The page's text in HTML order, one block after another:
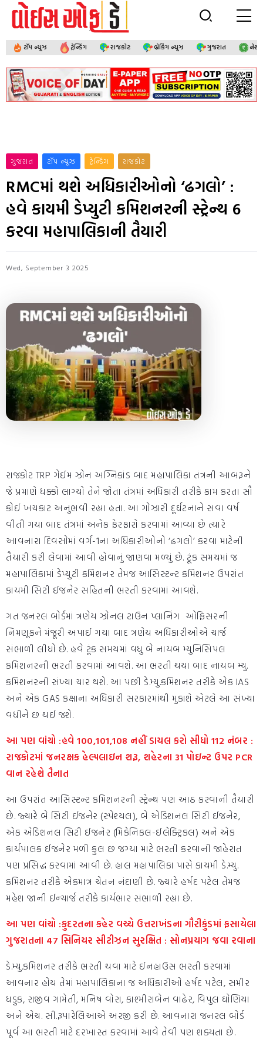
ટૉપ ન્યૂઝ ટ્રેન્ડિંગ રાજકોટ બ્રેકિંગ ન્યૂઝ ગુજરાત
ગુજરાત ટૉપ ન્યૂઝ ટ્રેન્ડિંગ રાજકોટ
RMCમાં થશે અધિકારીઓનો ‘ઢગલો’ :
હવે કાયમી ડેપ્યુટી કમિશનરની સ્ટ્રેન્થ 6
કરવા મહાપાલિકાની તૈયારી
Wed, September 3 2025
રાજકોટ TRP ગેઈમ ઝોન અગ્નિકાંડ બાદ મહાપાલિકા તંત્રની આબરૂને
જે પ્રમાણે ધક્કો લાગ્યો તેને જોતા તંત્રમાં અધિકારી તરીકે કામ કરતા સૌ
કોઈ ખચકાટ અનુભવી રહ્યા હતા. આ ગોઝારી દૂર્ઘટનાને સવા વર્ષ
વીતી ગયા બાદ તંત્રમાં અનેક ફેરફારો કરવામાં આવ્યા છે ત્યારે
આવનારા દિવસોમાં વર્ગ-1ના અધિકારીઓનો ‘ઢગલો’ કરવા માટેની
તૈયારી કરી લેવામાં આવી હોવાનું જાણવા મળ્યું છે. ટૂંક સમયમાં જ
મહાપાલિકામાં ડેપ્યુટી કમિશનર તેમજ આસિસ્ટન્ટ કમિશનર ઉપરાંત
કાયમી સિટી ઈજનેર સહિતની ભરતી કરવામાં આવશે.
ગત જનરલ બોર્ડમાં ત્રણેય ઝોનલ ટાઉન પ્લાનિંગ ઓફિસરની
નિમણૂકને મંજૂરી અપાઈ ગયા બાદ ત્રણેય અધિકારીઓએ ચાર્જ
સંભાળી લીધો છે. હવે ટૂંક સમયમાં વધુ બે નાયબ મ્યુનિસિપલ
કમિશનરની ભરતી કરવામાં આવશે. આ ભરતી થયા બાદ નાયબ મ્યુ.
કમિશનરની સંખ્યા ચાર થશે. આ પછી ડે.મ્યુ.કમિશનર તરીકે એક IAS
અને એક GAS કક્ષાના અધિકારી સરકારમાંથી મુકાશે એટલે આ સંખ્યા
વધીને છ થઈ જશે.
આ પણ વાંચો :હવે 100,101,108 નહીં ડાયલ કરો સીધો 112 નંબર :
રાજકોટમાં જનરક્ષક હેલ્પલાઇન શરૂ, શહેરના 31 પોઇન્ટ ઉપર PCR
વાન રહેશે તૈનાત
આ ઉપરાંત આસિસ્ટન્ટ કમિશનરની સ્ટ્રેન્થ પણ આઠ કરવાની તૈયારી
છે. જ્યારે બે સિટી ઈજનેર (સ્પેશ્યલ), બે એડિશનલ સિટી ઈજનેર,
એક એડિશનલ સિટી ઈજનેર (મિકેનિકલ-ઈલેક્ટ્રિકલ) અને એક
કાર્યપાલક ઈજનેર મળી કુલ છ જગ્યા માટે ભરતી કરવાની જાહેરાત
પણ પ્રસિદ્ધ કરવામાં આવી છે. હાલ મહાપાલિકા પાસે કાયમી ડે.મ્યુ.
કમિશનર તરીકે એકમાત્ર ચેતન નંદાણી છે. જ્યારે હર્ષદ પટેલ તેમજ
મહેશ જાની ઈન્ચાર્જ તરીકે કાર્યભાર સંભાળી રહ્યા છે.
આ પણ વાંચો :કુદરતના કહેર વચ્ચે ઉત્તરાખંડના ગૌરીકુંડમાં ફસાયેલા
ગુજરાતના 47 સિનિયર સીટીઝન સુરક્ષિત : સોનપ્રયાગ જવા રવાના
ડે.મ્યુ.કમિશનર તરીકે ભરતી થવા માટે ઈનહાઉસ ભરતી કરવામાં
આવનાર હોય તેમાં મહાપાલિકાના જ અધિકારીઓ હર્ષદ પટેલ, સમીર
ધડુક, રાજીવ ગામેતી, મનિષ વોરા, કાશ્મીરાબેન વાઢેર, વિપુલ ઘોણિયા
અને એચ. સી.રૂપારેલિઆએ અરજી કરી છે. આવનારા જનરલ બોર્ડ
પૂર્વ આ ભરતી માટે દરખાસ્ત કરવામાં આવે તેવી પણ શક્યતા છે.